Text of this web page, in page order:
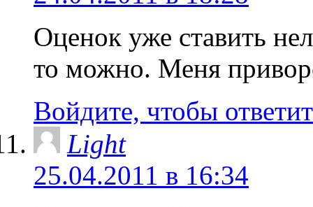
Оценок уже ставить
то можно. Меня
Войдите, чтобы
Light
25.04.2011 в 16:34